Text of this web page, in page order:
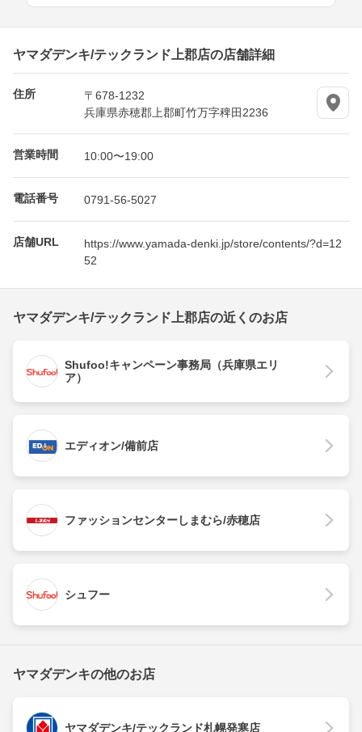
ヤマダデンキ/テックランド上郡店の店舗詳細
住所
〒678-1232
兵庫県赤穂郡上郡町竹万字稗田2236
営業時間 10:00〜19:00
電話番号 0791-56-5027
店舗URL
https://www.yamada-denki.jp/store/contents/?d=12
52
ヤマダデンキ/テックランド上郡店の近くのお店
Shufoo!キャンペーン事務局（兵庫県エリ
ア）
エディオン/備前店
ファッションセンターしまむら/赤穂店
シュフー
ヤマダデンキの他のお店
ヤマダデンキ/テックランド札幌発寒店